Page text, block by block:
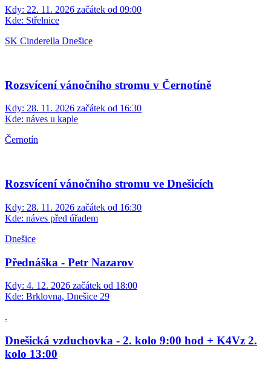
Kdy: 22. 11. 2026 začátek od 09:00
Kde: Střelnice
SK Cinderella Dnešice
Rozsvícení vánočního stromu v Černotíně
Kdy: 28. 11. 2026 začátek od 16:30
Kde: náves u kaple
Černotín
Rozsvícení vánočního stromu ve Dnešicích
Kdy: 28. 11. 2026 začátek od 16:30
Kde: náves před úřadem
Dnešice
Přednáška - Petr Nazarov
Kdy: 4. 12. 2026 začátek od 18:00
Kde: Brklovna, Dnešice 29
.
Dnešická vzduchovka - 2. kolo 9:00 hod + K4Vz 2.
kolo 13:00